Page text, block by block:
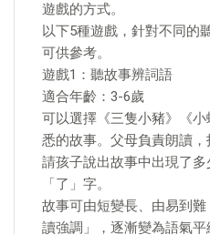
遊戲的方式。
以下5種遊戲，針對不同的
可供參考。
遊戲1：聽故事辨詞語
適合年齡：3-6歲
可以選擇《三隻小豬》《
悉的故事。父母負責朗讀，
請孩子說出故事中出現了多
「了」字。
故事可由短變長、由易到
讀強調」，逐漸變為語氣